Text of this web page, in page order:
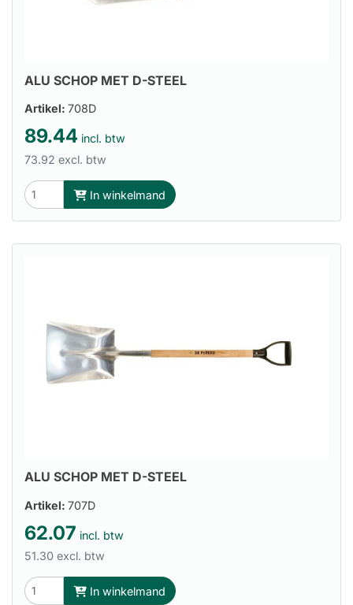
ALU SCHOP MET D-STEEL
Artikel: 708D
89.44 incl. btw
73.92 excl. btw
In winkelmand
ALU SCHOP MET D-STEEL
Artikel: 707D
62.07 incl. btw
51.30 excl. btw
In winkelmand